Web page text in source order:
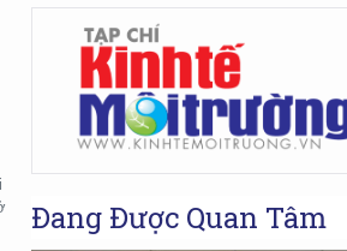
Đang Được Quan Tâm